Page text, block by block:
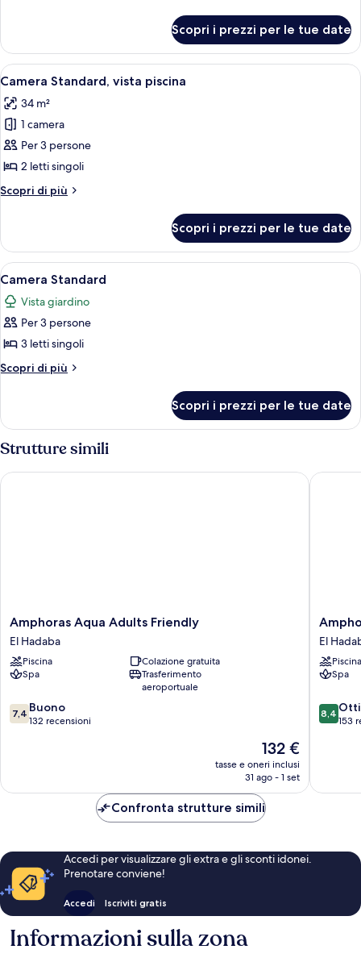
giardino
Standard,
vista
giardino
Scopri i prezzi per le tue date
Apri
tutte
le
foto
per
Camera
Standard,
vista
Un balcone con due poltrone e un
9
Camera Standard, vista piscina
34 m²
1 camera
Per 3 persone
2 letti singoli
Scopri di più
Altri
Standard,
vista
piscina
Scopri i prezzi per le tue date
Apri
tutte
le
foto
per
Camera
Camera d'albergo con due letti, una
9
Camera Standard
Vista giardino
Per 3 persone
3 letti singoli
Scopri di più
Altri
Standard
Scopri i prezzi per le tue date
Strutture simili
Amphoras
Aqua
Adults
Friendly
El
Amphoras Aqua Adults Friendly
El Hadaba
Piscina
Colazione gratuita
Spa
Trasferimento
aeroportuale
7.4
su
7,4 Buono
132 recensioni
Il
prezzo
attuale
132 €
132 €
tasse e oneri inclusi
31 ago - 1 set
Amphoras Aqua Adults Friendly
Blu
Ultra
All
Inclusive
Only
El
El
Piscina
Spa
8.4
su
8,4
153
Confronta strutture simili
Accedi per visualizzare gli extra e gli sconti idonei.
Prenotare conviene!
Accedi Iscriviti gratis
Informazioni sulla zona